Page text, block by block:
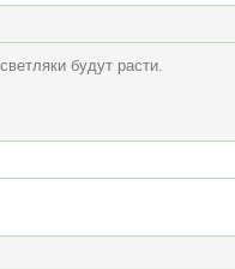
будут расти.